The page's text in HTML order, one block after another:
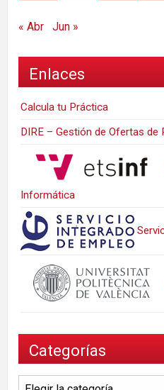
« Abr Jun »
Enlaces
Calcula tu Práctica
DIRE – Gestión de Ofertas de
Informática
Categorías
Categorías